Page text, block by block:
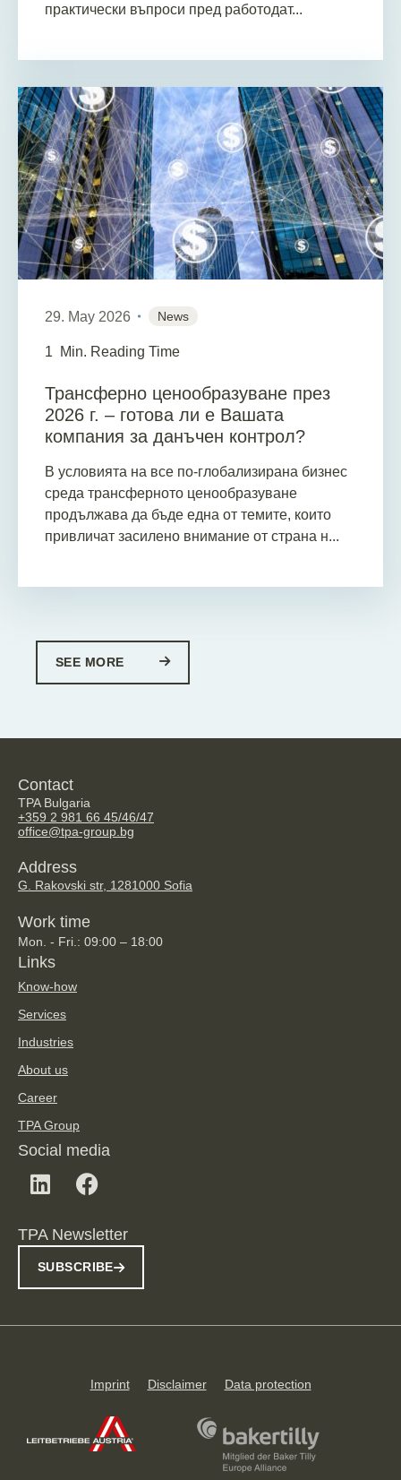
практически въпроси пред работодат...
29. May 2026 News
1 Min. Reading Time
Трансферно ценообразуване през
2026 г. – готова ли е Вашата
компания за данъчен контрол?
В условията на все по-глобализирана бизнес
среда трансферното ценообразуване
продължава да бъде една от темите, които
привличат засилено внимание от страна н...
SEE MORE
Contact
TPA Bulgaria
+359 2 981 66 45/46/47
office@tpa-group.bg
Address
G. Rakovski str, 1281000 Sofia
Work time
Mon. - Fri.: 09:00 – 18:00
Links
Know-how
Services
Industries
About us
Career
TPA Group
Social media
TPA Newsletter
SUBSCRIBE
Imprint Disclaimer Data protection